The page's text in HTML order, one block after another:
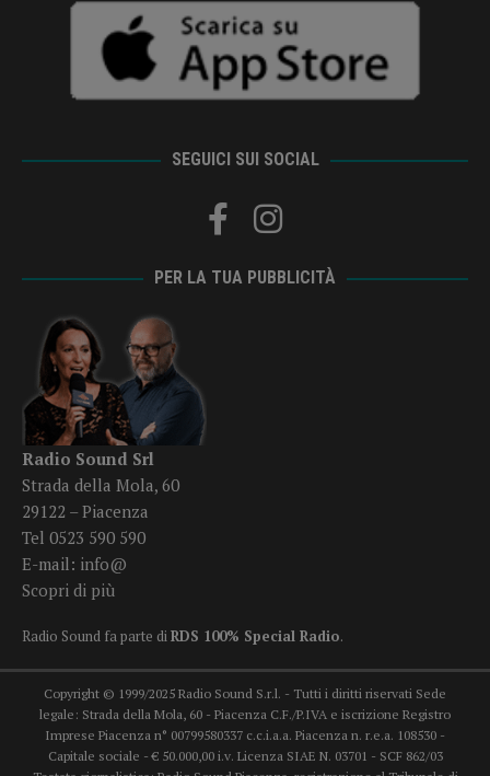
SEGUICI SUI SOCIAL
PER LA TUA PUBBLICITÀ
Radio Sound Srl
Strada della Mola, 60
29122 – Piacenza
Tel 0523 590 590
E-mail: info@
Scopri di più
Radio Sound fa parte diRDS 100% Special Radio.
Copyright © 1999/2025 Radio Sound S.r.l. - Tutti i diritti riservati Sede
legale: Strada della Mola, 60 - Piacenza C.F./P.IVA e iscrizione Registro
Imprese Piacenza n° 00799580337 c.c.i.a.a. Piacenza n. r.e.a. 108530 -
Capitale sociale - € 50.000,00 i.v. Licenza SIAE N. 03701 - SCF 862/03